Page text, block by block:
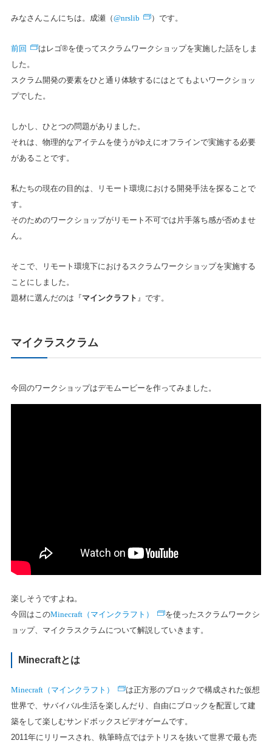
みなさんこんにちは。成瀬（@nrslib ）です。
前回
はレゴ®を使ってスクラムワークショップを実施した話をしま
した。
スクラム開発の要素をひと通り体験するにはとてもよいワークショッ
プでした。
しかし、ひとつの問題がありました。
それは、物理的なアイテムを使うがゆえにオフラインで実施する必要
があることです。
私たちの現在の目的は、リモート環境における開発手法を探ることで
す。
そのためのワークショップがリモート不可では片手落ち感が否めませ
ん。
そこで、リモート環境下におけるスクラムワークショップを実施する
ことにしました。
題材に選んだのは『マインクラフト 』です。
マイクラスクラム
今回のワークショップはデモムービーを作ってみました。
楽しそうですよね。
今回はこのMinecraft（マインクラフト）
を使ったスクラムワークシ
ョップ、マイクラスクラムについて解説していきます。
Minecraftとは
Minecraft（マインクラフト）
は正方形のブロックで構成された仮想
世界で、サバイバル生活を楽しんだり、自由にブロックを配置して建
築をして楽しむサンドボックスビデオゲームです。
2011年にリリースされ、執筆時点ではテトリスを抜いて世界で最も売